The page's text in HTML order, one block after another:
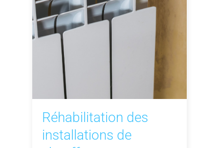
Réhabilitation des
installations de